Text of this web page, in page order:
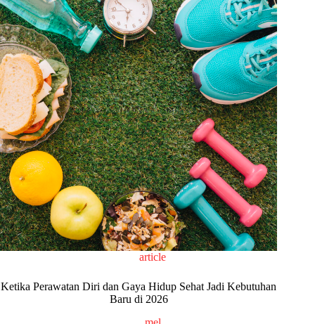
article
Ketika Perawatan Diri dan Gaya Hidup Sehat Jadi Kebutuhan
Baru di 2026